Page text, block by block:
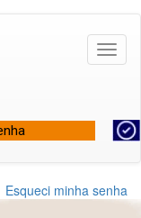
Esqueci minha senha